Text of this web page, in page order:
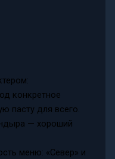
конкретное
пасту для всего.
— хороший
меню: «Север» и